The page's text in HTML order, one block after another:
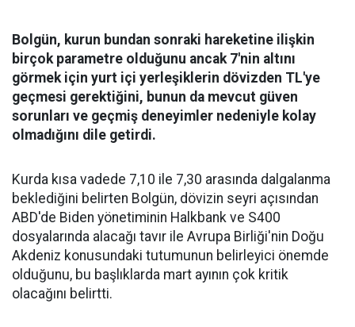
Bolgün, kurun bundan sonraki hareketine ilişkin
birçok parametre olduğunu ancak 7'nin altını
görmek için yurt içi yerleşiklerin dövizden TL'ye
geçmesi gerektiğini, bunun da mevcut güven
sorunları ve geçmiş deneyimler nedeniyle kolay
olmadığını dile getirdi.
Kurda kısa vadede 7,10 ile 7,30 arasında dalgalanma
beklediğini belirten Bolgün, dövizin seyri açısından
ABD'de Biden yönetiminin Halkbank ve S400
dosyalarında alacağı tavır ile Avrupa Birliği'nin Doğu
Akdeniz konusundaki tutumunun belirleyici önemde
olduğunu, bu başlıklarda mart ayının çok kritik
olacağını belirtti.